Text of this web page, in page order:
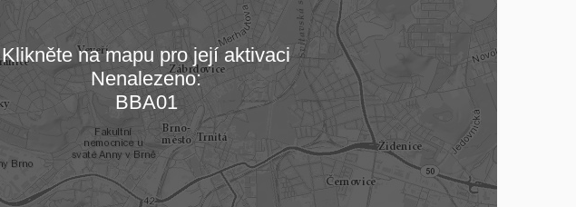
Načítám mapu…
Klikněte na mapu pro její aktivaci
Nenalezeno:
BBA01